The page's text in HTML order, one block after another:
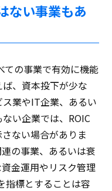
ない事業もあ
ての事業で有効に機能
、資本投下が少な
業やIT企業、あるい
い企業では、ROIC
ない場合がありま
の事業、あるいは衰
金運用やリスク管理
指標とすることは容